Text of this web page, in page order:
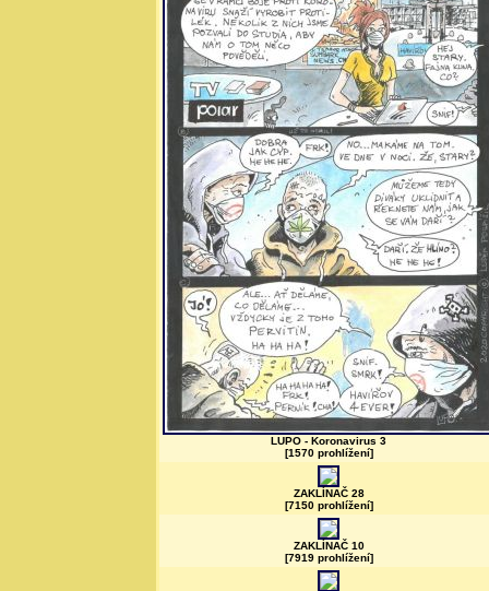
LUPO - Koronavirus 3
[1570 prohlížení]
ZAKLÍNAČ 28
[7150 prohlížení]
ZAKLÍNAČ 10
[7919 prohlížení]